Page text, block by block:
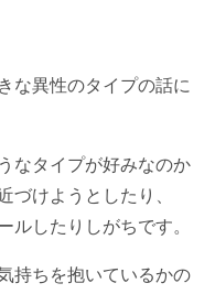
な異性のタイプの話に
なタイプが好みなのか
づけようとしたり、
ルしたりしがちです。
持ちを抱いているかの